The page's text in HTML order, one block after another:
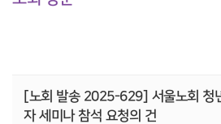
[노회 발송 2025-629] 서울노회 청
자 세미나 참석 요청의 건